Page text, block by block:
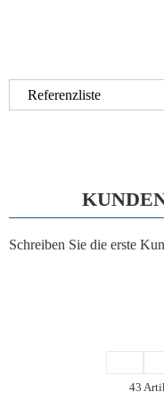
Referenzliste
Schreiben Sie die erste
43